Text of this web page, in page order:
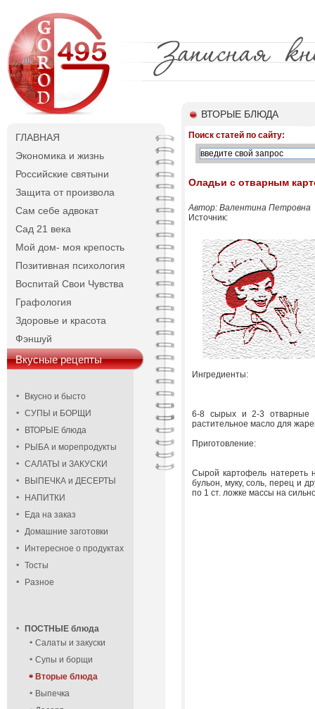
ГЛАВНАЯ
Экономика и жизнь
Российские святыни
Защита от произвола
Сам себе адвокат
Сад 21 века
Мой дом- моя крепость
Позитивная психология
Воспитай Свои Чувства
Графология
Здоровье и красота
Фэншуй
Вкусные рецепты
Вкусно и бысто
СУПЫ и БОРЩИ
ВТОРЫЕ блюда
РЫБА и морепродукты
САЛАТЫ и ЗАКУСКИ
ВЫПЕЧКА и ДЕСЕРТЫ
НАПИТКИ
Еда на заказ
Домашние заготовки
Интересное о продуктах
Тосты
Разное
ПОСТНЫЕ блюда
Салаты и закуски
Супы и борщи
Вторые блюда
Выпечка
ВТОРЫЕ БЛЮДА
Поиск статей по сайту:
Оладьи с отварным
Автор: Валентина Петровна
Источник:
Ингредиенты:
6-8 сырых и 2-3 отварные
растительное масло для
Приготовление:
Сырой картофель натереть
бульон, муку, соль, перец и
по 1 ст. ложке массы на